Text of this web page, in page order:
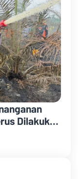
Dilakukan